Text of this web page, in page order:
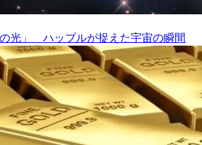
光」 ハッブルが捉えた宇宙の瞬間